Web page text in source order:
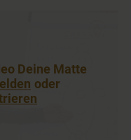
Deine Matte
oder